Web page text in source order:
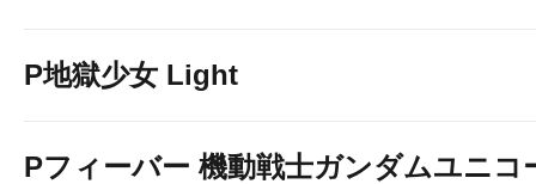
P地獄少女 Light
Pフィーバー 機動戦士ガンダムユニコ